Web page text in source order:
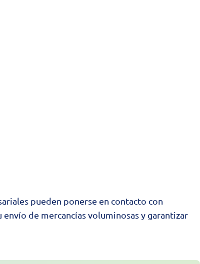
pueden ponerse en contacto con
de mercancías voluminosas y garantizar